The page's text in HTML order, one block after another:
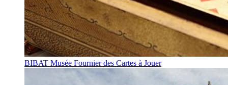
BIBAT Musée Fournier des Cartes à Jouer